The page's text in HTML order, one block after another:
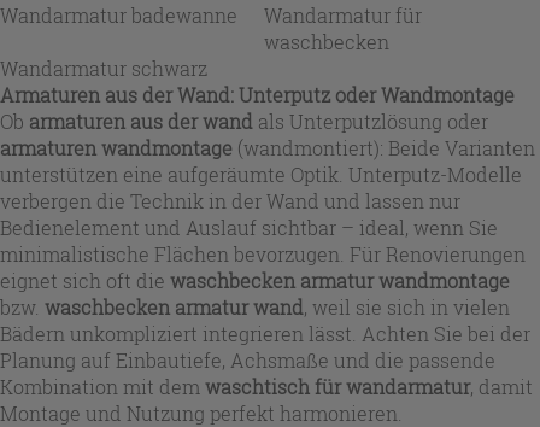
Wandarmatur badewanne
Wandarmatur für
waschbecken
Wandarmatur schwarz
Armaturen aus der Wand: Unterputz oder Wandmontage
Ob armaturen aus der wand als Unterputzlösung oder
armaturen wandmontage (wandmontiert): Beide Varianten
unterstützen eine aufgeräumte Optik. Unterputz-Modelle
verbergen die Technik in der Wand und lassen nur
Bedienelement und Auslauf sichtbar – ideal, wenn Sie
minimalistische Flächen bevorzugen. Für Renovierungen
eignet sich oft die waschbecken armatur wandmontage
bzw. waschbecken armatur wand, weil sie sich in vielen
Bädern unkompliziert integrieren lässt. Achten Sie bei der
Planung auf Einbautiefe, Achsmaße und die passende
Kombination mit dem waschtisch für wandarmatur, damit
Montage und Nutzung perfekt harmonieren.